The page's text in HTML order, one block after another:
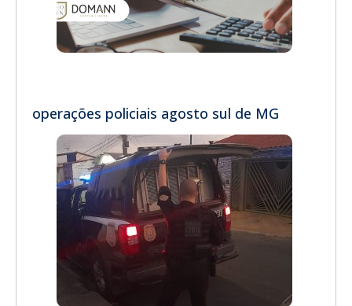
operações policiais agosto sul de MG